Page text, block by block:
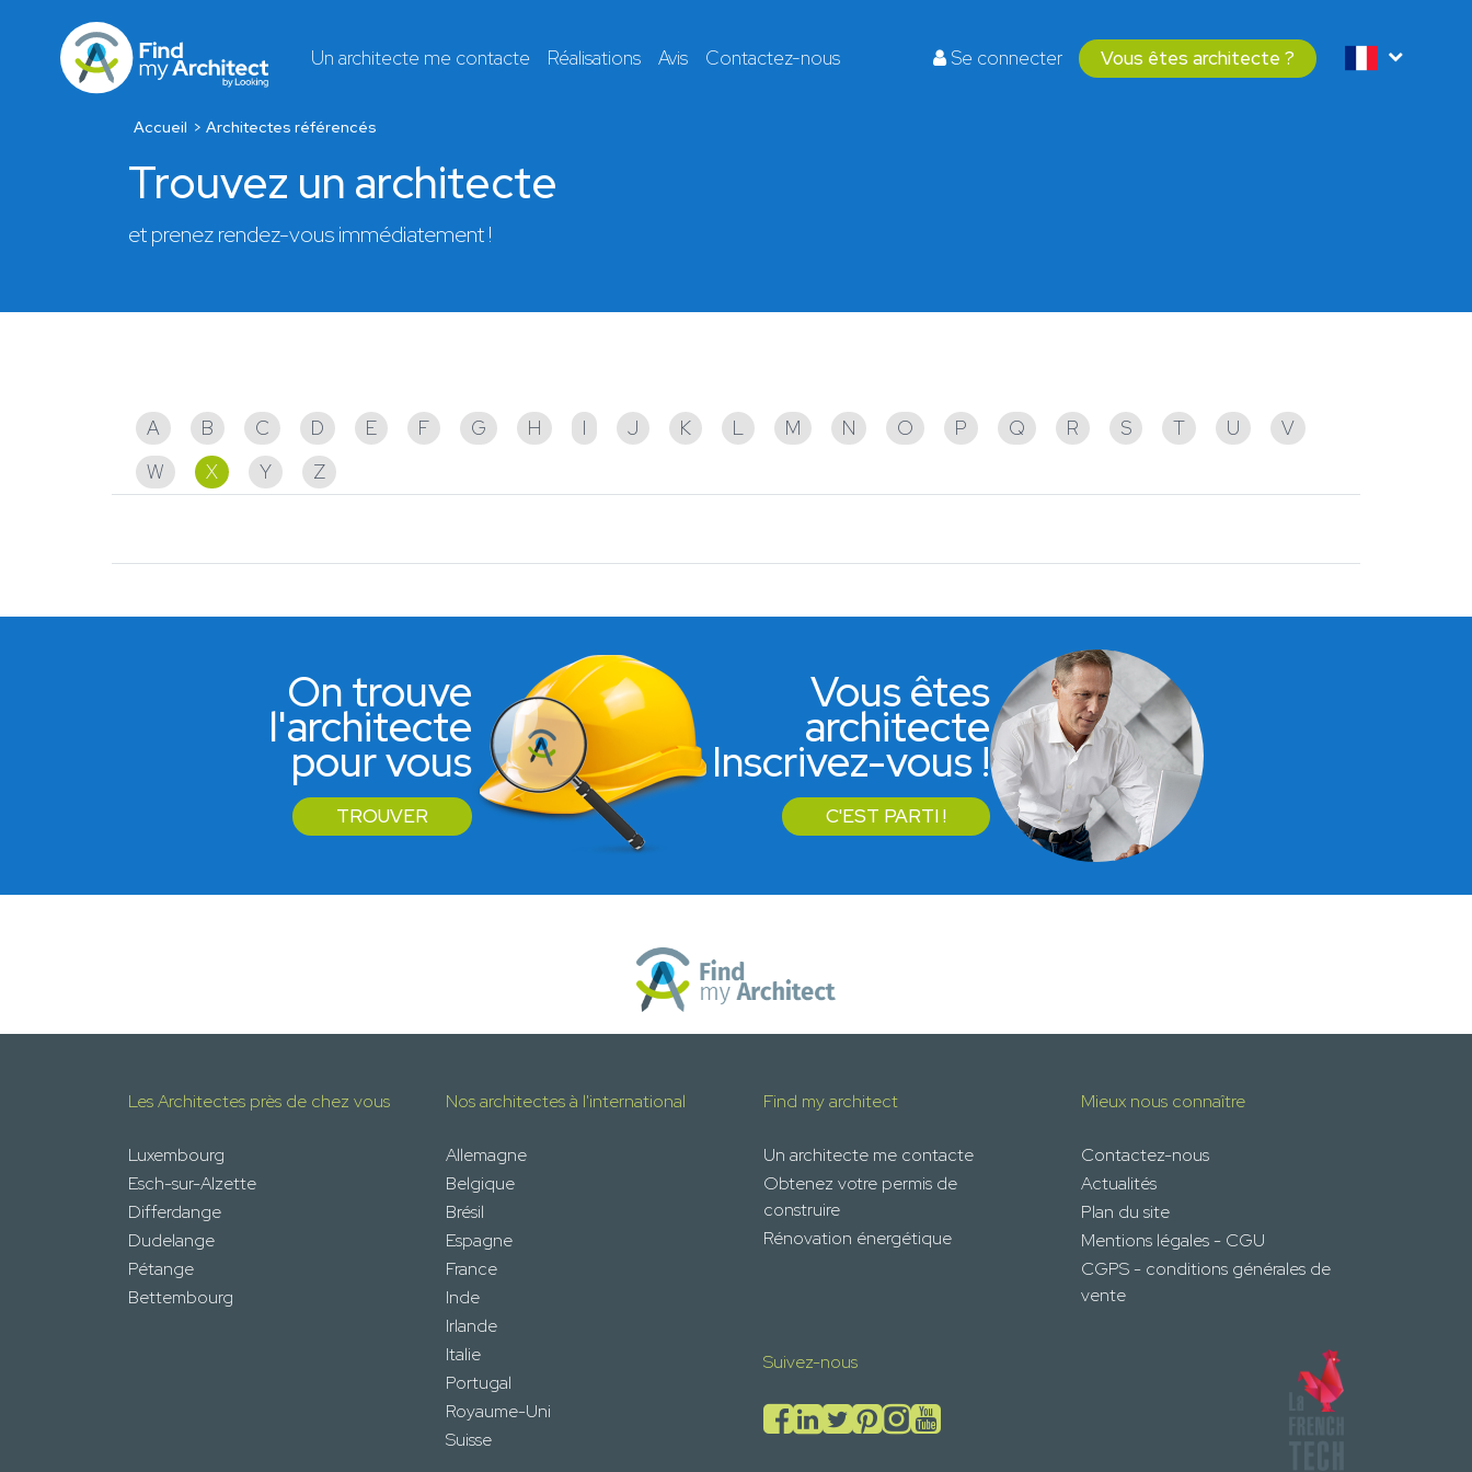
Un architecte me contacte Réalisations Avis Contactez-nous Se connecter Vous êtes architecte ?
Accueil Architectes référencés
Trouvez un architecte
et prenez rendez-vous immédiatement !
A B C D E F G H I J K L M N O P Q R S T U
V
W
X Y Z
On trouve
l'architecte
pour vous
TROUVER
Vous êtes
architecte
Inscrivez-vous !
C'EST PARTI !
Les Architectes près de chez vous
Luxembourg
Esch-sur-Alzette
Differdange
Dudelange
Pétange
Bettembourg
Nos architectes à l'international
Allemagne
Belgique
Brésil
Espagne
France
Inde
Irlande
Italie
Portugal
Royaume-Uni
Suisse
Find my architect
Un architecte me contacte
Obtenez votre permis de
construire
Rénovation énergétique
Mieux nous connaître
Contactez-nous
Actualités
Plan du site
Mentions légales - CGU
CGPS - conditions générales de
vente
Suivez-nous